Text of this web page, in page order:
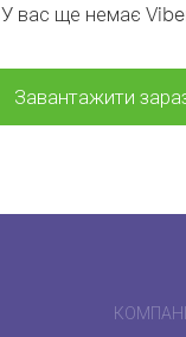
У вас ще немає
Завантажити